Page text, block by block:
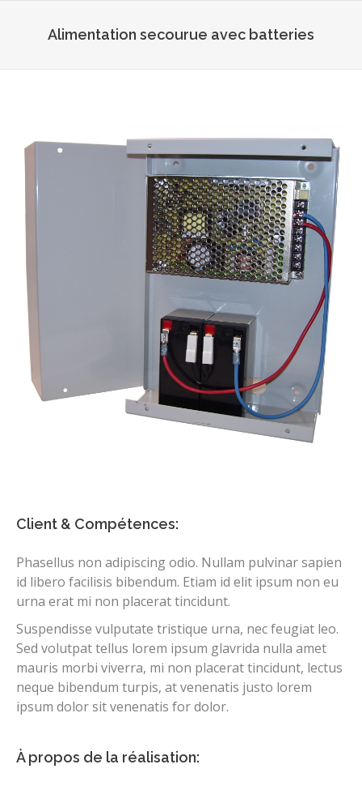
Alimentation secourue avec batteries
Client & Compétences:
Phasellus non adipiscing odio. Nullam pulvinar sapien
id libero facilisis bibendum. Etiam id elit ipsum non eu
urna erat mi non placerat tincidunt.
Suspendisse vulputate tristique urna, nec feugiat leo.
Sed volutpat tellus lorem ipsum glavrida nulla amet
mauris morbi viverra, mi non placerat tincidunt, lectus
neque bibendum turpis, at venenatis justo lorem
ipsum dolor sit venenatis for dolor.
À propos de la réalisation: